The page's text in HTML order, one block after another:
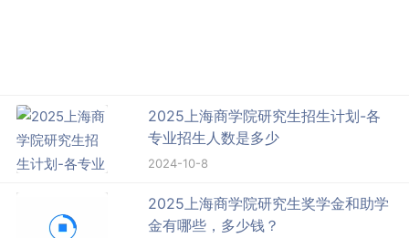
2025上海商学院研究生招生计划-各
专业招生人数是多少
2024-10-8
2025上海商学院研究生奖学金和助学
金有哪些，多少钱？